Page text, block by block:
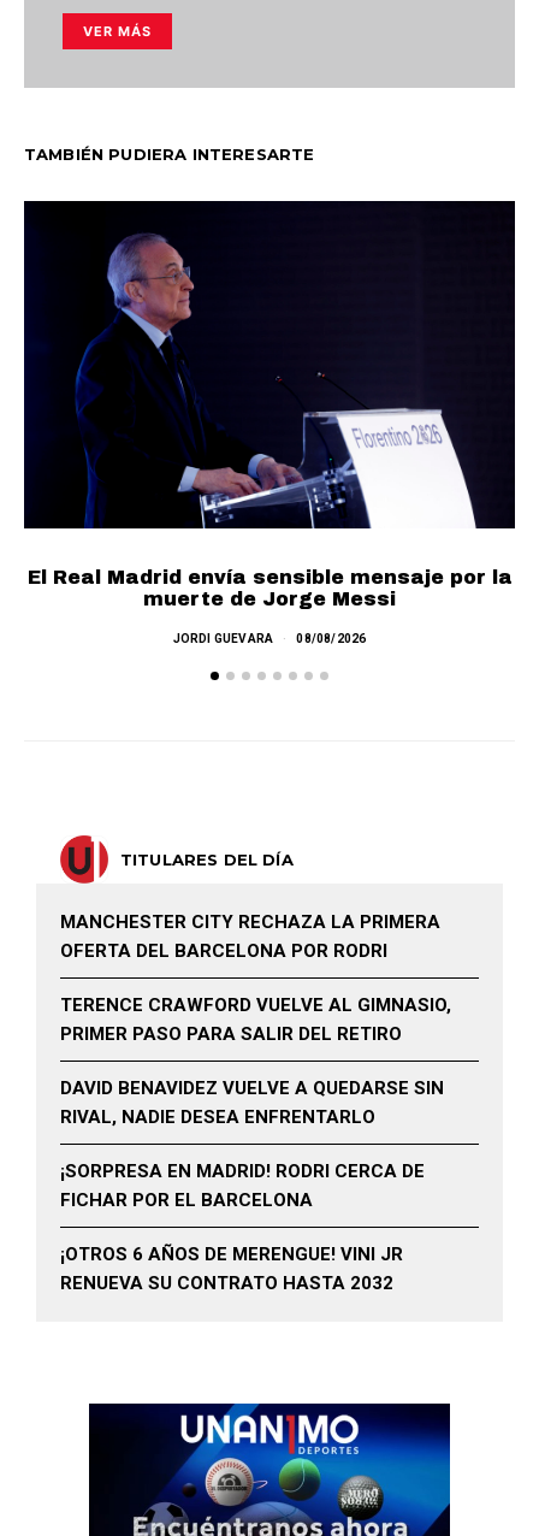
VER MÁS
TAMBIÉN PUDIERA INTERESARTE
El Real Madrid envía sensible mensaje por la
muerte de Jorge Messi
JORDI GUEVARA 08/08/2026
TITULARES DEL DÍA
MANCHESTER CITY RECHAZA LA PRIMERA
OFERTA DEL BARCELONA POR RODRI
TERENCE CRAWFORD VUELVE AL GIMNASIO,
PRIMER PASO PARA SALIR DEL RETIRO
DAVID BENAVIDEZ VUELVE A QUEDARSE SIN
RIVAL, NADIE DESEA ENFRENTARLO
¡SORPRESA EN MADRID! RODRI CERCA DE
FICHAR POR EL BARCELONA
¡OTROS 6 AÑOS DE MERENGUE! VINI JR
RENUEVA SU CONTRATO HASTA 2032